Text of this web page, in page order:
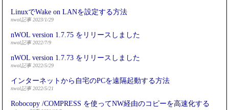
LinuxでWake on LANを設定する方法
nwol記事 2023/1/29
nWOL version 1.7.75 をリリースしました
nwol記事 2022/7/9
nWOL version 1.7.73 をリリースしました
nwol記事 2022/5/29
インターネットから自宅のPCを遠隔起動する方法
nwol記事 2022/5/21
Robocopy /COMPRESS を使ってNW経由のコピーを高速化する